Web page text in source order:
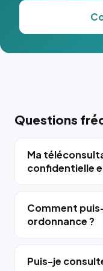
Questions
Ma
confidentielle
Comment
ordonnance ?
Puis-je